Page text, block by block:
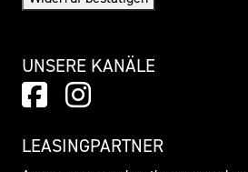
UNSERE KANÄLE
LEASINGPARTNER